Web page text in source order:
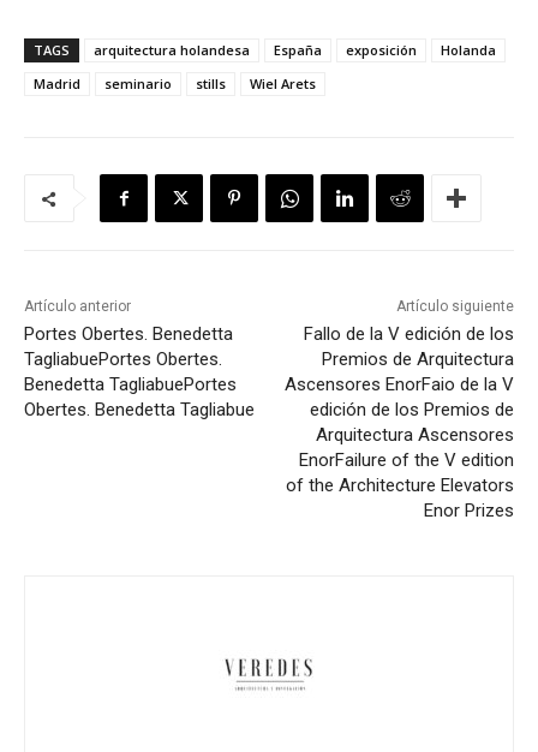
TAGS arquitectura holandesa España exposición
Holanda
Madrid
seminario stills Wiel Arets
Artículo anterior
Portes Obertes. Benedetta
TagliabuePortes Obertes.
Benedetta TagliabuePortes
Obertes. Benedetta Tagliabue
Artículo siguiente
Fallo de la V edición de los
Premios de Arquitectura
Ascensores EnorFaio de la V
edición de los Premios de
Arquitectura Ascensores
EnorFailure of the V edition
of the Architecture Elevators
Enor Prizes